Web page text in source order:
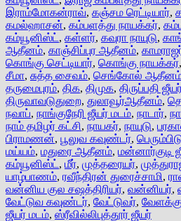
இராம்மோகன்ராவ், கஞ்சம ரெட்டியார்,
கமல்ஹாசன், கம்பளத்து நாயக்கர்,
கம்யூனிஸ்ட் , கள்ளர், கவுரா நாயுடு,
ஆதீனம், காஞ்சிப்புர ஆதீனம்,
கொங்கு செட்டியார், கொங்கு நாயக்கர்,
சீமா, சுத்த சைவம், செங்கோல்
தருமைபுரம், திக, திமுக, திருப்பதி
திருவாவடுதுறை, துலாவூர்ஆதீனம்,
நவாப், நாங்குநேரி ஜீயர் மடம், நாடார்,
நாம் தமிழர் கட்சி, நாயகர், நாயுடு,
பிராமணன், பூலுவ கவுண்டர்,
மய்யம், மதுரை ஆதீனம், மன்னார்குடி
கம்யூனிஸ்ட் , மீர், முத்தரையர்,
யாழ்பாணம், ரவீந்திரன் துரைச்சாமி,
வன்னிய குல சஷத்திரியர், வன்னியர்,
வேட்டுவ கவுண்டர், வேட்டுவர்,
ஜீயர் மடம், ஸ்ரீவில்லிபுத்தூர் ஜீயர்